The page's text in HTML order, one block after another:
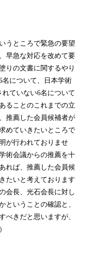
うところで緊急の要望
早急な対応を改めて要
りの文書に関するやり
について、日本学術
ていない6名について
ることのこれまでの立
推薦した会員候補者が
めていきたいところで
が行われておりませ
術会議からの推薦を十
れば、推薦した会員候
たいと考えております
会長、光石会長に対し
ということの確認と、
べきだと思いますが、